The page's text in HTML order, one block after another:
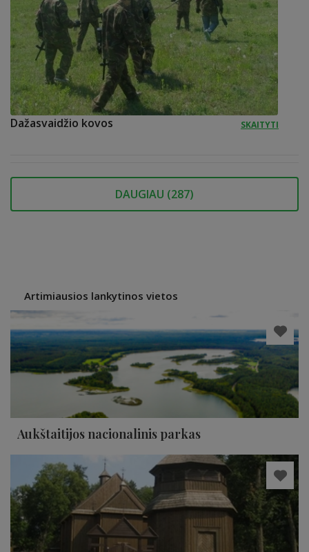
Dažasvaidžio kovos SKAITYTI
DAUGIAU (287)
Artimiausios lankytinos vietos
Aukštaitijos nacionalinis parkas